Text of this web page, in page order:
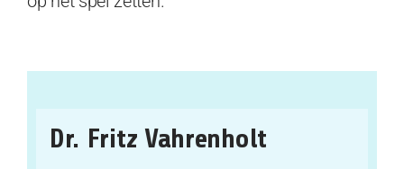
Dr. Fritz Vahrenholt